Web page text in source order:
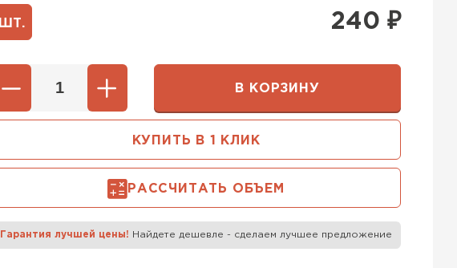
600х400х200
ШТ. 240 ₽
В КОРЗИНУ
КУПИТЬ В 1 КЛИК
РАССЧИТАТЬ ОБЪЕМ
Гарантия лучшей цены! Найдете дешевле - сделаем лучшее предложение
ПЕРЕЙТИ
Газобетон Бонолит
ПЕРЕЙТИ